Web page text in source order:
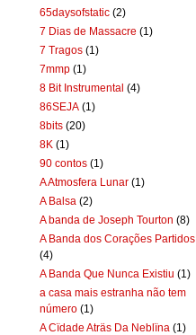
65daysofstatic (2)
7 Dias de Massacre (1)
7 Tragos (1)
7mmp (1)
8 Bit Instrumental (4)
86SEJA (1)
8bits (20)
8K (1)
90 contos (1)
A Atmosfera Lunar (1)
A Balsa (2)
A banda de Joseph Tourton (8)
A Banda dos Corações Partidos
(4)
A Banda Que Nunca Existiu (1)
a casa mais estranha não tem
número (1)
A Cïdade Aträs Da Neblïna (1)